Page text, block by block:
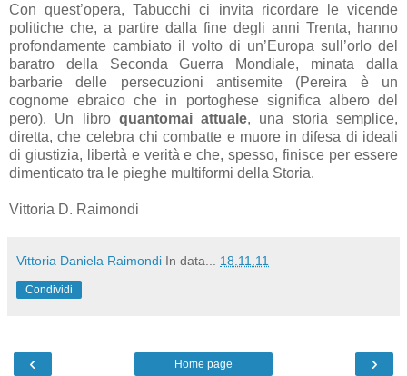
Con quest’opera, Tabucchi ci invita ricordare le vicende
politiche che, a partire dalla fine degli anni Trenta, hanno
profondamente cambiato il volto di un’Europa sull’orlo del
baratro della Seconda Guerra Mondiale, minata dalla
barbarie delle persecuzioni antisemite (Pereira è un
cognome ebraico che in portoghese significa albero del
pero). Un libro quantomai attuale, una storia semplice,
diretta, che celebra chi combatte e muore in difesa di ideali
di giustizia, libertà e verità e che, spesso, finisce per essere
dimenticato tra le pieghe multiformi della Storia.
Vittoria D. Raimondi
Vittoria Daniela Raimondi In data... 18.11.11
Condividi
‹ ›
Home page